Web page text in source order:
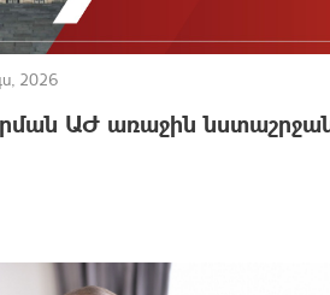
2026
ԱԺ առաջին